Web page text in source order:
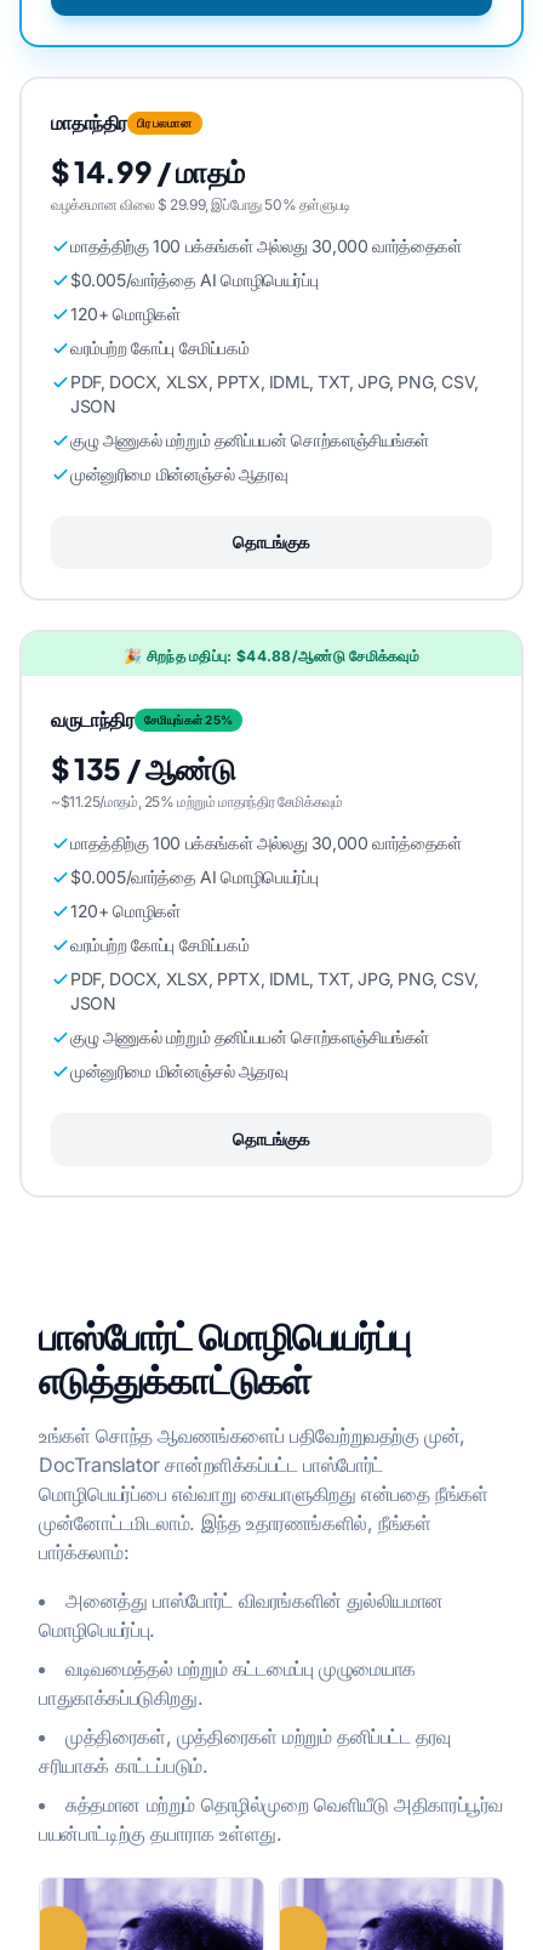
மாதாந்திர பிரபலமான
$ 14.99 / மாதம்
வழக்கமான விலை $ 29.99, இப்போது 50% தள்ளுபடி
மாதத்திற்கு 100 பக்கங்கள் அல்லது 30,000 வார்த்தைகள்
$0.005/வார்த்தை AI மொழிபெயர்ப்பு
120+ மொழிகள்
வரம்பற்ற கோப்பு சேமிப்பகம்
PDF, DOCX, XLSX, PPTX, IDML, TXT, JPG, PNG, CSV,
JSON
குழு அணுகல் மற்றும் தனிப்பயன் சொற்களஞ்சியங்கள்
முன்னுரிமை மின்னஞ்சல் ஆதரவு
தொடங்குக
🎉 சிறந்த மதிப்பு: $44.88/ஆண்டு சேமிக்கவும்
வருடாந்திர சேமியுங்கள் 25%
$ 135 / ஆண்டு
~$11.25/மாதம், 25% மற்றும் மாதாந்திர சேமிக்கவும்
மாதத்திற்கு 100 பக்கங்கள் அல்லது 30,000 வார்த்தைகள்
$0.005/வார்த்தை AI மொழிபெயர்ப்பு
120+ மொழிகள்
வரம்பற்ற கோப்பு சேமிப்பகம்
PDF, DOCX, XLSX, PPTX, IDML, TXT, JPG, PNG, CSV,
JSON
குழு அணுகல் மற்றும் தனிப்பயன் சொற்களஞ்சியங்கள்
முன்னுரிமை மின்னஞ்சல் ஆதரவு
தொடங்குக
பாஸ்போர்ட் மொழிபெயர்ப்பு
எடுத்துக்காட்டுகள்
உங்கள் சொந்த ஆவணங்களைப் பதிவேற்றுவதற்கு முன்,
DocTranslator சான்றளிக்கப்பட்ட பாஸ்போர்ட்
மொழிபெயர்ப்பை எவ்வாறு கையாளுகிறது என்பதை நீங்கள்
முன்னோட்டமிடலாம். இந்த உதாரணங்களில், நீங்கள்
பார்க்கலாம்:
அனைத்து பாஸ்போர்ட் விவரங்களின் துல்லியமான
மொழிபெயர்ப்பு.
வடிவமைத்தல் மற்றும் கட்டமைப்பு முழுமையாக
பாதுகாக்கப்படுகிறது.
முத்திரைகள், முத்திரைகள் மற்றும் தனிப்பட்ட தரவு
சரியாகக் காட்டப்படும்.
சுத்தமான மற்றும் தொழில்முறை வெளியீடு அதிகாரப்பூர்வ
பயன்பாட்டிற்கு தயாராக உள்ளது.